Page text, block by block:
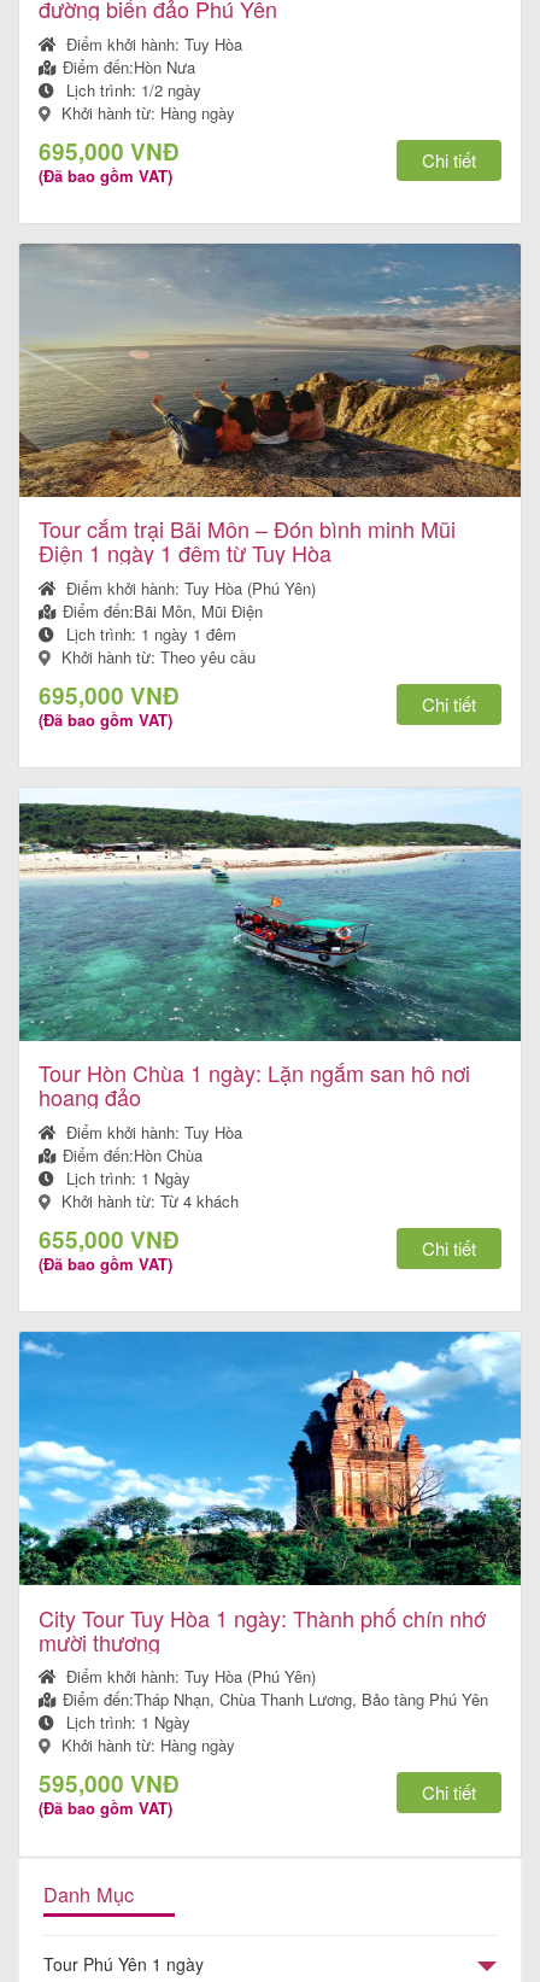
đường biển đảo Phú Yên
Điểm khởi hành:Tuy Hòa
Điểm đến:Hòn Nưa
Lịch trình: 1/2 ngày
Khởi hành từ: Hàng ngày
695,000 VNĐ
(Đã bao gồm VAT)
Chi tiết
Tour cắm trại Bãi Môn – Đón bình minh Mũi
Điện 1 ngày 1 đêm từ Tuy Hòa
Điểm khởi hành:Tuy Hòa (Phú Yên)
Điểm đến:Bãi Môn, Mũi Điện
Lịch trình: 1 ngày 1 đêm
Khởi hành từ: Theo yêu cầu
695,000 VNĐ
(Đã bao gồm VAT)
Chi tiết
Tour Hòn Chùa 1 ngày: Lặn ngắm san hô nơi
hoang đảo
Điểm khởi hành:Tuy Hòa
Điểm đến:Hòn Chùa
Lịch trình: 1 Ngày
Khởi hành từ: Từ 4 khách
655,000 VNĐ
(Đã bao gồm VAT)
Chi tiết
City Tour Tuy Hòa 1 ngày: Thành phố chín nhớ
mười thương
Điểm khởi hành:Tuy Hòa (Phú Yên)
Điểm đến:Tháp Nhạn, Chùa Thanh Lương, Bảo tàng Phú Yên
Lịch trình: 1 Ngày
Khởi hành từ: Hàng ngày
595,000 VNĐ
(Đã bao gồm VAT)
Chi tiết
Danh Mục
Tour Phú Yên 1 ngày